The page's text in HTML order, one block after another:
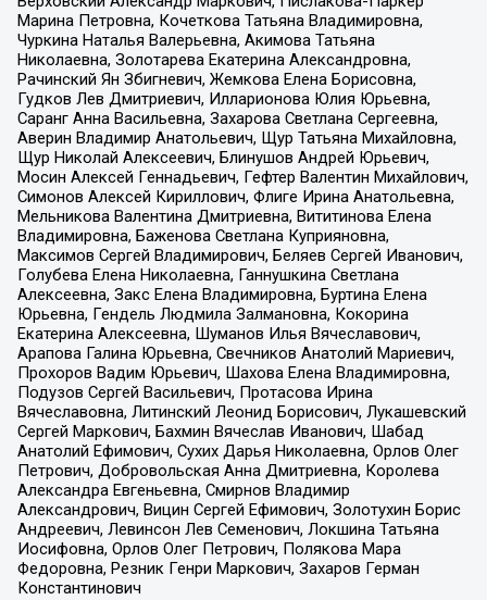
Марина Петровна, Кочеткова Татьяна Владимировна,
Чуркина Наталья Валерьевна, Акимова Татьяна
Николаевна, Золотарева Екатерина Александровна,
Рачинский Ян Збигневич, Жемкова Елена Борисовна,
Гудков Лев Дмитриевич, Илларионова Юлия Юрьевна,
Саранг Анна Васильевна, Захарова Светлана Сергеевна,
Аверин Владимир Анатольевич, Щур Татьяна Михайловна,
Щур Николай Алексеевич, Блинушов Андрей Юрьевич,
Мосин Алексей Геннадьевич, Гефтер Валентин Михайлович,
Симонов Алексей Кириллович, Флиге Ирина Анатольевна,
Мельникова Валентина Дмитриевна, Вититинова Елена
Владимировна, Баженова Светлана Куприяновна,
Максимов Сергей Владимирович, Беляев Сергей Иванович,
Голубева Елена Николаевна, Ганнушкина Светлана
Алексеевна, Закс Елена Владимировна, Буртина Елена
Юрьевна, Гендель Людмила Залмановна, Кокорина
Екатерина Алексеевна, Шуманов Илья Вячеславович,
Арапова Галина Юрьевна, Свечников Анатолий Мариевич,
Прохоров Вадим Юрьевич, Шахова Елена Владимировна,
Подузов Сергей Васильевич, Протасова Ирина
Вячеславовна, Литинский Леонид Борисович, Лукашевский
Сергей Маркович, Бахмин Вячеслав Иванович, Шабад
Анатолий Ефимович, Сухих Дарья Николаевна, Орлов Олег
Петрович, Добровольская Анна Дмитриевна, Королева
Александра Евгеньевна, Смирнов Владимир
Александрович, Вицин Сергей Ефимович, Золотухин Борис
Андреевич, Левинсон Лев Семенович, Локшина Татьяна
Иосифовна, Орлов Олег Петрович, Полякова Мара
Федоровна, Резник Генри Маркович, Захаров Герман
Константинович